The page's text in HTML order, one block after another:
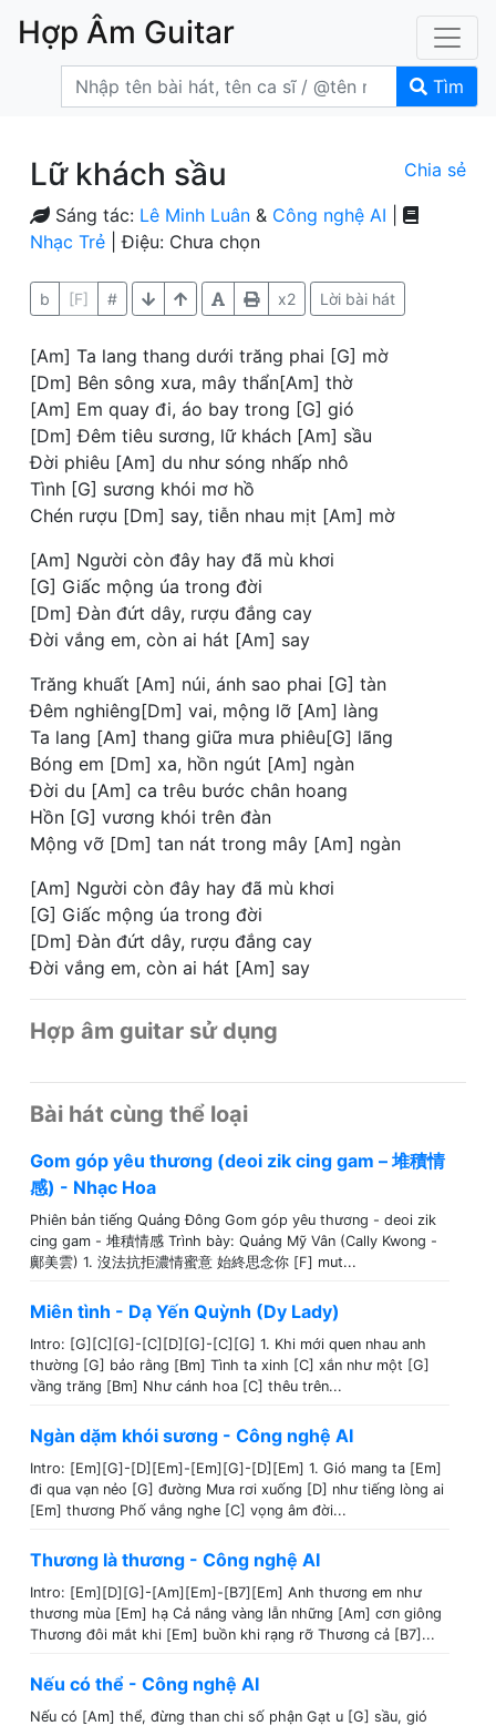
Hợp Âm Guitar
Tìm
Lữ khách sầu Chia sẻ
Sáng tác: Lê Minh Luân & Công nghệ AI
Nhạc Trẻ | Điệu: Chưa chọn
b [F] # x2 Lời bài hát
[Am] Ta lang thang dưới trăng phai [G] mờ
[Dm] Bên sông xưa, mây thẩn[Am] thờ
[Am] Em quay đi, áo bay trong [G] gió
[Dm] Đêm tiêu sương, lữ khách [Am] sầu
Đời phiêu [Am] du như sóng nhấp nhô
Tình [G] sương khói mơ hồ
Chén rượu [Dm] say, tiễn nhau mịt [Am] mờ
[Am] Người còn đây hay đã mù khơi
[G] Giấc mộng úa trong đời
[Dm] Đàn đứt dây, rượu đắng cay
Đời vắng em, còn ai hát [Am] say
Trăng khuất [Am] núi, ánh sao phai [G] tàn
Đêm nghiêng[Dm] vai, mộng lỡ [Am] làng
Ta lang [Am] thang giữa mưa phiêu[G] lãng
Bóng em [Dm] xa, hồn ngút [Am] ngàn
Đời du [Am] ca trêu bước chân hoang
Hồn [G] vương khói trên đàn
Mộng vỡ [Dm] tan nát trong mây [Am] ngàn
[Am] Người còn đây hay đã mù khơi
[G] Giấc mộng úa trong đời
[Dm] Đàn đứt dây, rượu đắng cay
Đời vắng em, còn ai hát [Am] say
Hợp âm guitar sử dụng
Bài hát cùng thể loại
Gom góp yêu thương (deoi zik cing gam – 堆積情
感) - Nhạc Hoa
Phiên bản tiếng Quảng Đông Gom góp yêu thương - deoi zik
cing gam - 堆積情感 Trình bày: Quảng Mỹ Vân (Cally Kwong -
鄺美雲) 1. 沒法抗拒濃情蜜意 始終思念你 [F] mut...
Miên tình - Dạ Yến Quỳnh (Dy Lady)
Intro: [G][C][G]-[C][D][G]-[C][G] 1. Khi mới quen nhau anh
thường [G] bảo rằng [Bm] Tình ta xinh [C] xắn như một [G]
vầng trăng [Bm] Như cánh hoa [C] thêu trên...
Ngàn dặm khói sương - Công nghệ AI
Intro: [Em][G]-[D][Em]-[Em][G]-[D][Em] 1. Gió mang ta [Em]
đi qua vạn nẻo [G] đường Mưa rơi xuống [D] như tiếng lòng ai
[Em] thương Phố vắng nghe [C] vọng âm đời...
Thương là thương - Công nghệ AI
Intro: [Em][D][G]-[Am][Em]-[B7][Em] Anh thương em như
thương mùa [Em] hạ Cả nắng vàng lẫn những [Am] cơn giông
Thương đôi mắt khi [Em] buồn khi rạng rỡ Thương cả [B7]...
Nếu có thể - Công nghệ AI
Nếu có [Am] thể, đừng than chi số phận Gạt u [G] sầu, gió